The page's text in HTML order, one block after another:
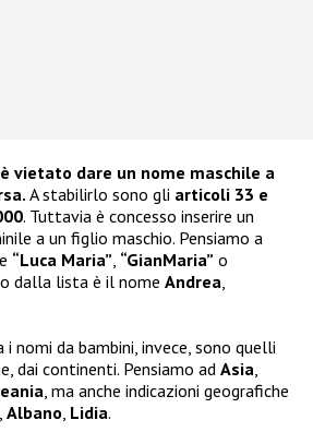
è vietato dare un nome maschile a
A stabilirlo sono gli articoli 33 e
. Tuttavia è concesso inserire un
a un figlio maschio. Pensiamo a
“Luca Maria”, “GianMaria” o
dalla lista è il nome Andrea,
nomi da bambini, invece, sono quelli
dai continenti. Pensiamo ad Asia,
, ma anche indicazioni geografiche
, Albano, Lidia.